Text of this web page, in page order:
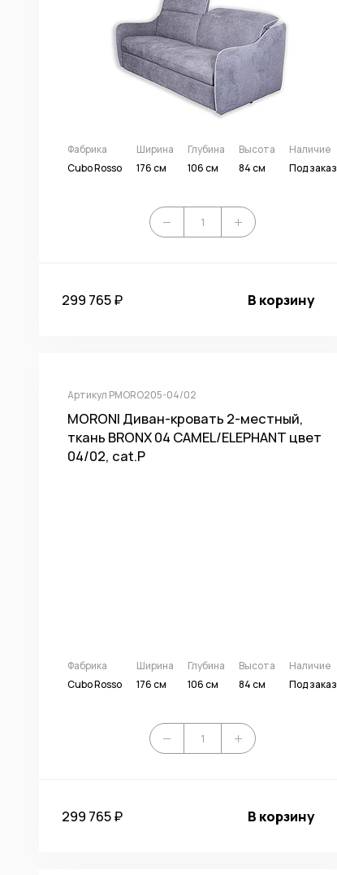
Фабрика
Cubo Rosso
Ширина
176 см
Глубина
106 см
Высота
84 см
Наличие
Под заказ
299 765 ₽ В корзину
Артикул PMORO205-04/02
MORONI Диван-кровать 2-местный,
ткань BRONX 04 CAMEL/ELEPHANT цвет
04/02, cat.P
Фабрика
Cubo Rosso
Ширина
176 см
Глубина
106 см
Высота
84 см
Наличие
Под заказ
299 765 ₽ В корзину